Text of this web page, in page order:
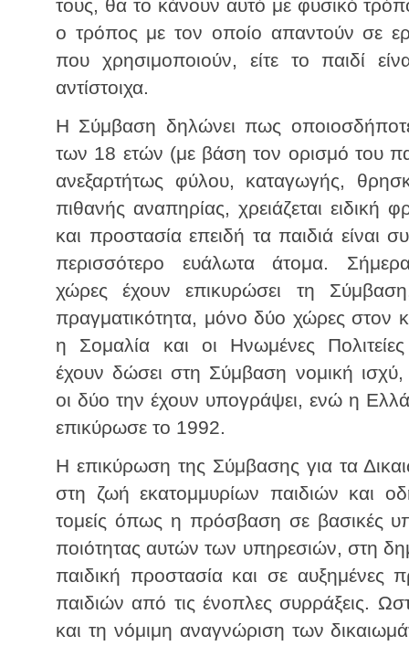
τους, θα το κάνουν αυτό με φυσικό
ο τρόπος με τον οποίο απαντούν σε
που χρησιμοποιούν, είτε το παιδί
αντίστοιχα.
Η Σύμβαση δηλώνει πως
των 18 ετών (με βάση τον ορισμό του
ανεξαρτήτως φύλου, καταγωγής,
πιθανής αναπηρίας, χρειάζεται ειδική
και προστασία επειδή τα παιδιά είναι
περισσότερο ευάλωτα άτομα.
χώρες έχουν επικυρώσει τη
πραγματικότητα, μόνο δύο χώρες στον
η Σομαλία και οι Ηνωμένες
έχουν δώσει στη Σύμβαση νομική ισχύ,
οι δύο την έχουν υπογράψει, ενώ η
επικύρωσε το 1992.
Η επικύρωση της Σύμβασης για τα
στη ζωή εκατομμυρίων παιδιών και
τομείς όπως η πρόσβαση σε βασικές
ποιότητας αυτών των υπηρεσιών, στη
παιδική προστασία και σε αυξημένες
παιδιών από τις ένοπλες συρράξεις.
και τη νόμιμη αναγνώριση των